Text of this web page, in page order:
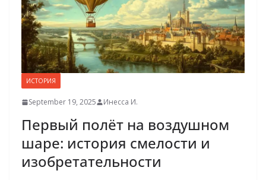
ИСТОРИЯ
September 19, 2025 Инесса И.
Первый полёт на воздушном
шаре: история смелости и
изобретательности